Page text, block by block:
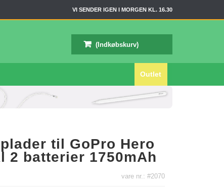
VI SENDER IGEN I MORGEN KL. 16.30
Outlet
(Indkøbskurv)
til GoPro Hero
2 batterier 1750mAh
vare nr.: #2070